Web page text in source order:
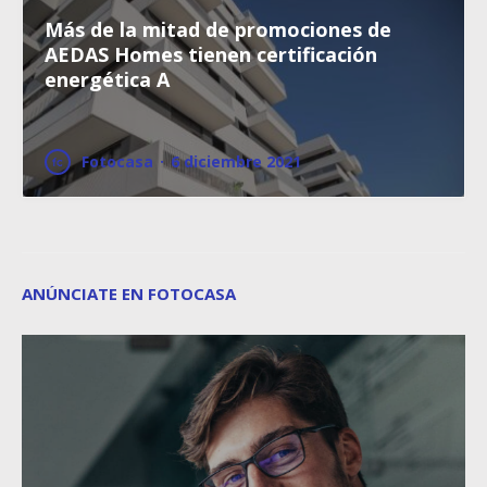
Más de la mitad de promociones de
AEDAS Homes tienen certificación
energética A
Fotocasa · 6 diciembre 2021
ANÚNCIATE EN FOTOCASA